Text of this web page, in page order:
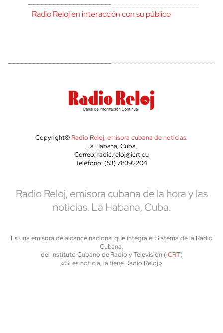
Radio Reloj en interacción con su público
Copyright© Radio Reloj, emisora cubana de noticias.
La Habana, Cuba.
Correo: radio.reloj@icrt.cu
Teléfono: (53) 78392204
Radio Reloj, emisora cubana de la hora y las
noticias. La Habana, Cuba.
Es una emisora de alcance nacional que integra el Sistema de la Radio
Cubana,
del Instituto Cubano de Radio y Televisión (ICRT)
«Si es noticia, la tiene Radio Reloj»